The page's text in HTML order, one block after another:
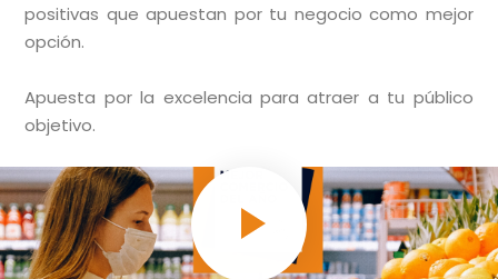
positivas que apuestan por tu negocio como mejor
opción.
Apuesta por la excelencia para atraer a tu público
objetivo.